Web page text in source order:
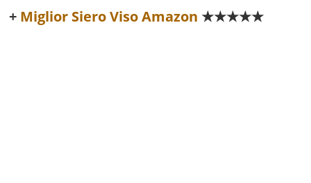
Miglior Siero Viso Amazon ★★★★★